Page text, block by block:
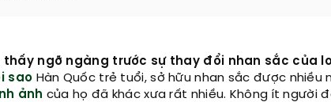
thấy ngỡ ngàng trước sự thay đổi nhan sắc của
sao Hàn Quốc trẻ tuổi, sở hữu nhan sắc được nhiều
ảnh của họ đã khác xưa rất nhiều. Không ít